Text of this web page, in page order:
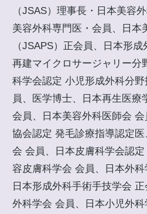
（JSAS）理事長・日本美容
美容外科専門医・会員、日本
（JSAPS）正会員、日本形
再建マイクロサージャリー分
科学会認定 小児形成外科分
員、医学博士、日本再生医療
会員、日本美容外科医師会
協会認定 発毛診療指導認定
会 会員、日本皮膚科学会認
容皮膚科学会 会員、日本外科
日本形成外科手術手技学会
外科学会 会員、日本小児外